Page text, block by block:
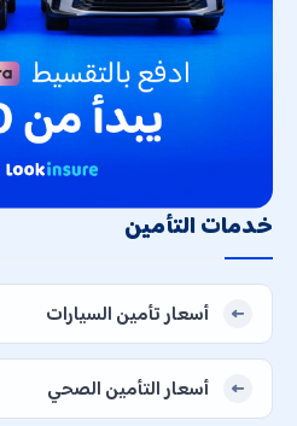
خدمات التأمين
أسعار تأمين السيارات
أسعار التأمين الصحي